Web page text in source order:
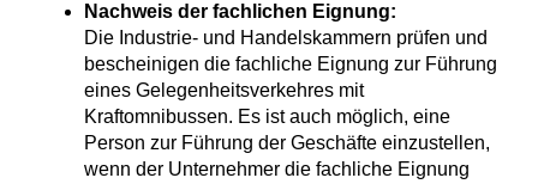
Nachweis der fachlichen Eignung:
Die Industrie- und Handelskammern prüfen und
bescheinigen die fachliche Eignung zur Führung
eines Gelegenheitsverkehres mit
Kraftomnibussen. Es ist auch möglich, eine
Person zur Führung der Geschäfte einzustellen,
wenn der Unternehmer die fachliche Eignung